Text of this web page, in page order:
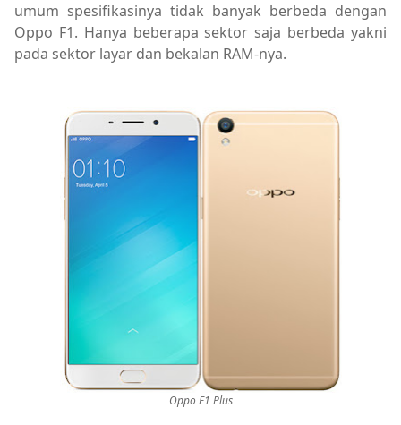
umum spesifikasinya tidak banyak berbeda dengan
Oppo F1. Hanya beberapa sektor saja berbeda yakni
pada sektor layar dan bekalan RAM-nya.
Oppo F1 Plus